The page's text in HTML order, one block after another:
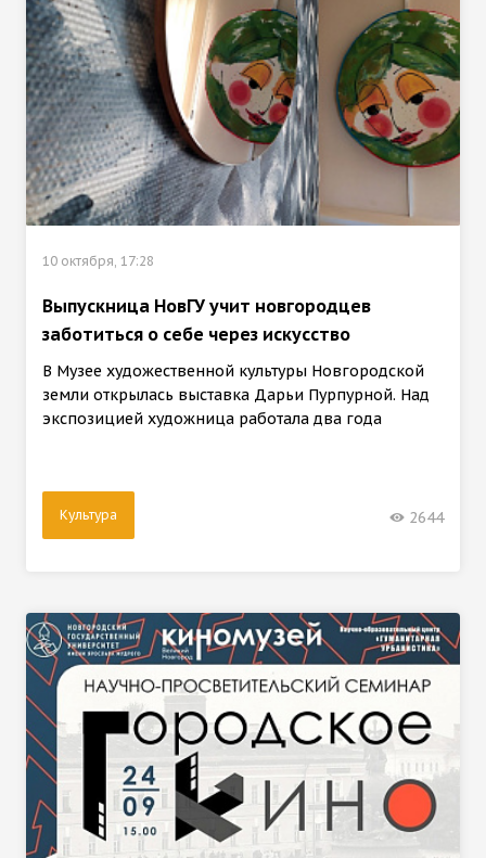
10 октября, 17:28
Выпускница НовГУ учит новгородцев
заботиться о себе через искусство
В Музее художественной культуры Новгородской
земли открылась выставка Дарьи Пурпурной. Над
экспозицией художница работала два года
Культура 2644